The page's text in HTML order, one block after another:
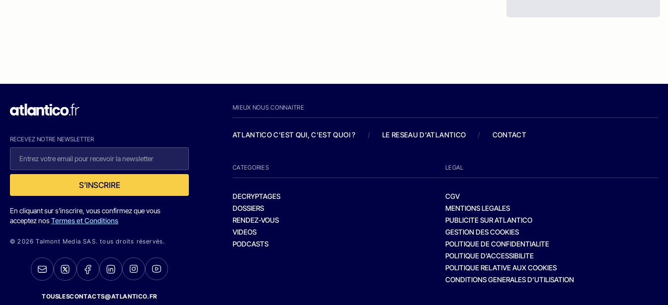
RECEVEZ NOTRE NEWSLETTER
S'INSCRIRE
En cliquant sur s'inscrire, vous confirmez que vous
acceptez nosTermes et Conditions
© 2026 Talmont Media SAS. tous droits réservés.
TOUSLESCONTACTS@ATLANTICO.FR
MIEUX NOUS CONNAITRE
ATLANTICO C'EST QUI, C'EST QUOI ? / LE RESEAU D'ATLANTICO / CONTACT
CATEGORIES
DECRYPTAGES
DOSSIERS
RENDEZ-VOUS
VIDEOS
PODCASTS
LEGAL
CGV
MENTIONS LEGALES
PUBLICITE SUR ATLANTICO
GESTION DES COOKIES
POLITIQUE DE CONFIDENTIALITE
POLITIQUE D’ACCESSIBILITE
POLITIQUE RELATIVE AUX COOKIES
CONDITIONS GENERALES D’UTILISATION